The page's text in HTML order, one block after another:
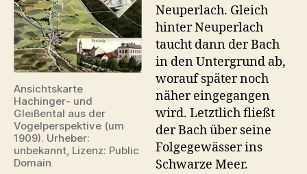
Ansichtskarte
Hachinger- und
Gleißental aus der
Vogelperspektive (um
1909). Urheber:
unbekannt, Lizenz: Public
Domain
Neuperlach. Gleich
hinter Neuperlach
taucht dann der Bach
in den Untergrund ab,
worauf später noch
näher eingegangen
wird. Letztlich fließt
der Bach über seine
Folgegewässer ins
Schwarze Meer.